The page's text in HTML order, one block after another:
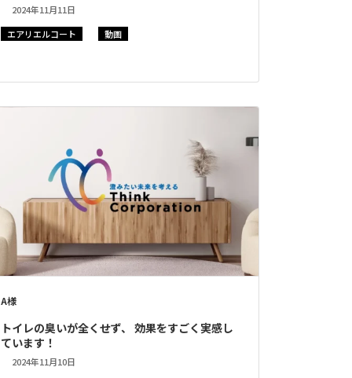
2024年11月11日
エアリエルコート
動画
A様
トイレの臭いが全くせず、 効果をすごく実感し
ています！
2024年11月10日